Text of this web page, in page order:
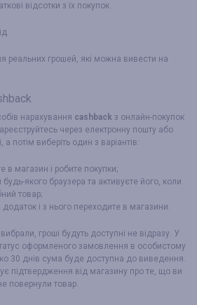
відсотки з їх покупок.
реальних грошей, які можна вивести на
нарахування cashback з онлайн-покупок
через електронну пошту або
потім виберіть один з варіантів:
в магазин і робите покупки;
якого браузера та активуєте його, коли
товар;
і з нього переходите в магазини.
гроші будуть доступні не відразу. У
оформленого замовлення в особистому
30 днів сума буде доступна до виведення.
підтвердження від магазину про те, що ви
повернули товар.